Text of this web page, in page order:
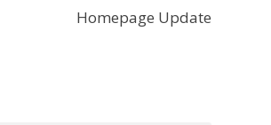
Homepage Update